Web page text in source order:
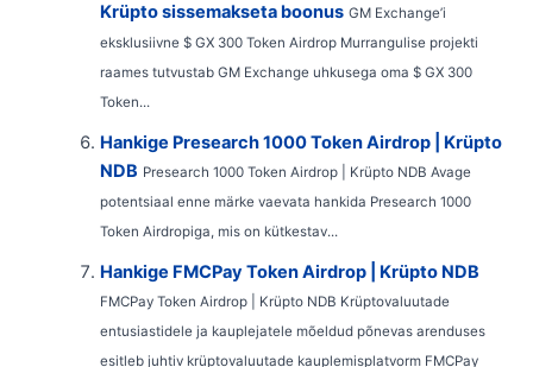
Krüpto sissemakseta boonus GM Exchange’i
eksklusiivne $ GX 300 Token Airdrop Murrangulise projekti
raames tutvustab GM Exchange uhkusega oma $ GX 300
Token...
Hankige Presearch 1000 Token Airdrop | Krüpto
NDB Presearch 1000 Token Airdrop | Krüpto NDB Avage
potentsiaal enne märke vaevata hankida Presearch 1000
Token Airdropiga, mis on kütkestav...
Hankige FMCPay Token Airdrop | Krüpto NDB
FMCPay Token Airdrop | Krüpto NDB Krüptovaluutade
entusiastidele ja kauplejatele mõeldud põnevas arenduses
esitleb juhtiv krüptovaluutade kauplemisplatvorm FMCPay